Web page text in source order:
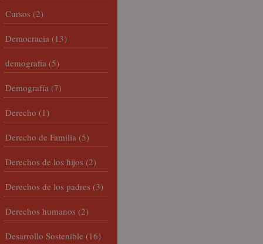
Cursos (2)
Democracia (13)
demografia (5)
Demografía (7)
Derecho (1)
Derecho de Familia (5)
Derechos de los hijos (2)
Derechos de los padres (3)
Derechos humanos (2)
Desarrollo Sostenible (16)